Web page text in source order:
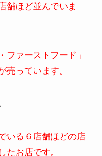
舗ほど並んでいま
ファーストフード」
売っています。
いる６店舗ほどの店
たお店です。